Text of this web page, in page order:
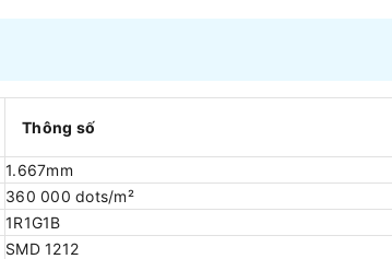
Thông số
1.667mm
360 000 dots/m²
1R1G1B
SMD 1212